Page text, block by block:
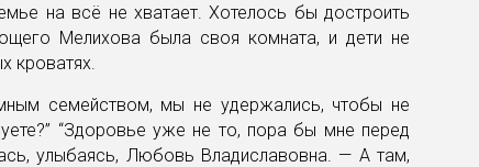
на всё не хватает. Хотелось бы достроить
Мелихова была своя комната, и дети не
кроватях.
семейством, мы не удержались, чтобы не
“Здоровье уже не то, пора бы мне перед
улыбаясь, Любовь Владиславовна. — А там,